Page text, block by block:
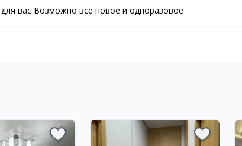
вас Возможно все новое и одноразовое